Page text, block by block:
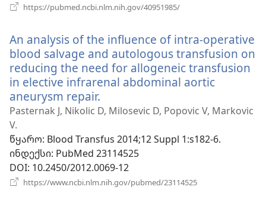
https://pubmed.ncbi.nlm.nih.gov/40951985/
An analysis of the influence of intra-operative
blood salvage and autologous transfusion on
reducing the need for allogeneic transfusion
in elective infrarenal abdominal aortic
aneurysm repair.
ახალი
Pasternak J, Nikolic D, Milosevic D, Popovic V, Markovic
V.
წყარო‎: Blood Transfus 2014;12 Suppl 1:s182-6.
ინდექსი‎: PubMed 23114525
DOI‎: 10.2450/2012.0069-12
https://www.ncbi.nlm.nih.gov/pubmed/23114525